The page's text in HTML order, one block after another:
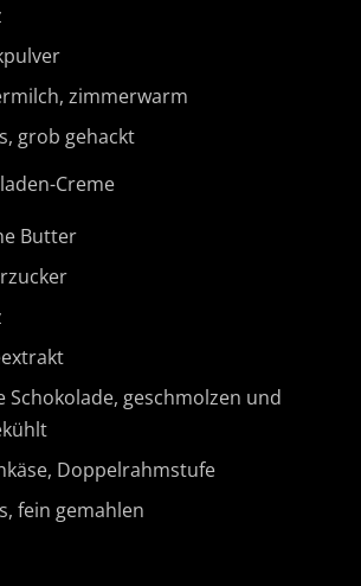
zimmerwarm
grob gehackt
Creme
Butter
Schokolade, geschmolzen und
Doppelrahmstufe
fein gemahlen